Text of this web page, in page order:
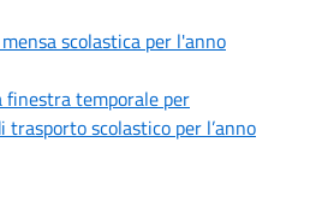
scolastica per l'anno
finestra temporale per
trasporto scolastico per l’anno